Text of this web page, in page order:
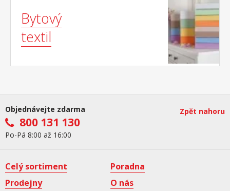
Bytový
textil
Objednávejte zdarma
800 131 130
Po-Pá 8:00 až 16:00
Zpět nahoru
Celý sortiment
Poradna
Prodejny
O nás